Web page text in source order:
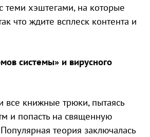
теми хэштегами, на которые
что ждите всплеск контента и
системы» и вирусного
все книжные трюки, пытаясь
и попасть на священную
теория заключалась